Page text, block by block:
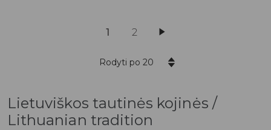
1 2
Rodyti po 20
Lietuviškos tautinės kojinės /
Lithuanian tradition